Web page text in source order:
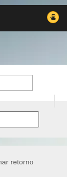
retorno